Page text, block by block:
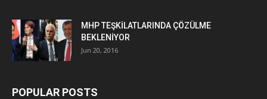
MHP TEŞKİLATLARINDA ÇÖZÜLME
BEKLENİYOR
Jun 20, 2016
POPULAR POSTS